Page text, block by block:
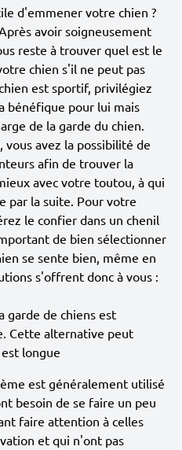
d'emmener votre chien ?
avoir soigneusement
reste à trouver quel est le
chien s'il ne peut pas
est sportif, privilégiez
bénéfique pour lui mais
de la garde du chien.
avez la possibilité de
afin de trouver la
avec votre toutou, à qui
par la suite. Pour votre
le confier dans un chenil
de bien sélectionner
se sente bien, même en
s'offrent donc à vous :
garde de chiens est
Cette alternative peut
longue
est généralement utilisé
besoin de se faire un peu
faire attention à celles
et qui n'ont pas